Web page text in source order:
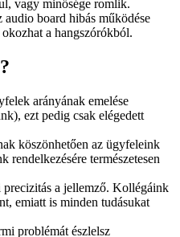
vagy minősége romlik.
board hibás működése
a hangszórókból.
arányának emelése
ezt pedig csak elégedett
köszönhetően az ügyfeleink
rendelkezésére természetesen
a jellemző. Kollégáink
emiatt is minden tudásukat
problémát észlelsz